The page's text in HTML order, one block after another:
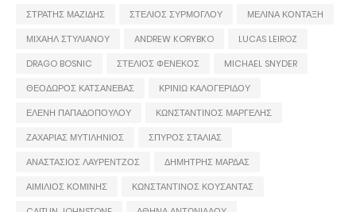
ΣΤΡΑΤΗΣ ΜΑΖΙΔΗΣ ΣΤΕΛΙΟΣ ΣΥΡΜΟΓΛΟΥ
ΜΕΛΙΝΑ ΚΟΝΤΑΞΗ
ΜΙΧΑΗΛ ΣΤΥΛΙΑΝΟΥ
ANDREW KORYBKO
LUCAS LEIROZ
DRAGO BOSNIC
ΣΤΕΛΙΟΣ ΦΕΝΕΚΟΣ
MICHAEL SNYDER
ΘΕΟΔΩΡΟΣ ΚΑΤΣΑΝΕΒΑΣ
ΚΡΙΝΙΩ ΚΑΛΟΓΕΡΙΔΟΥ
ΕΛΕΝΗ ΠΑΠΑΔΟΠΟΥΛΟΥ
ΚΩΝΣΤΑΝΤΙΝΟΣ ΜΑΡΓΕΛΗΣ
ΖΑΧΑΡΙΑΣ ΜΥΤΙΛΗΝΙΟΣ
ΣΠΥΡΟΣ ΣΤΑΛΙΑΣ
ΑΝΑΣΤΑΣΙΟΣ ΛΑΥΡΕΝΤΖΟΣ
ΔΗΜΗΤΡΗΣ ΜΑΡΔΑΣ
ΑΙΜΙΛΙΟΣ ΚΟΜΙΝΗΣ
ΚΩΝΣΤΑΝΤΙΝΟΣ ΚΟΥΣΑΝΤΑΣ